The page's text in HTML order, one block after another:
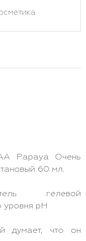
Papaya Очень
60 мл.
гелевой
уровня pH
думает, что он